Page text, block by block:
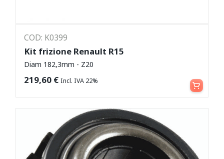
COD: K0399
Kit frizione Renault R15
Diam 182,3mm - Z20
219,60 € Incl. IVA 22% Aggiungi al carrello